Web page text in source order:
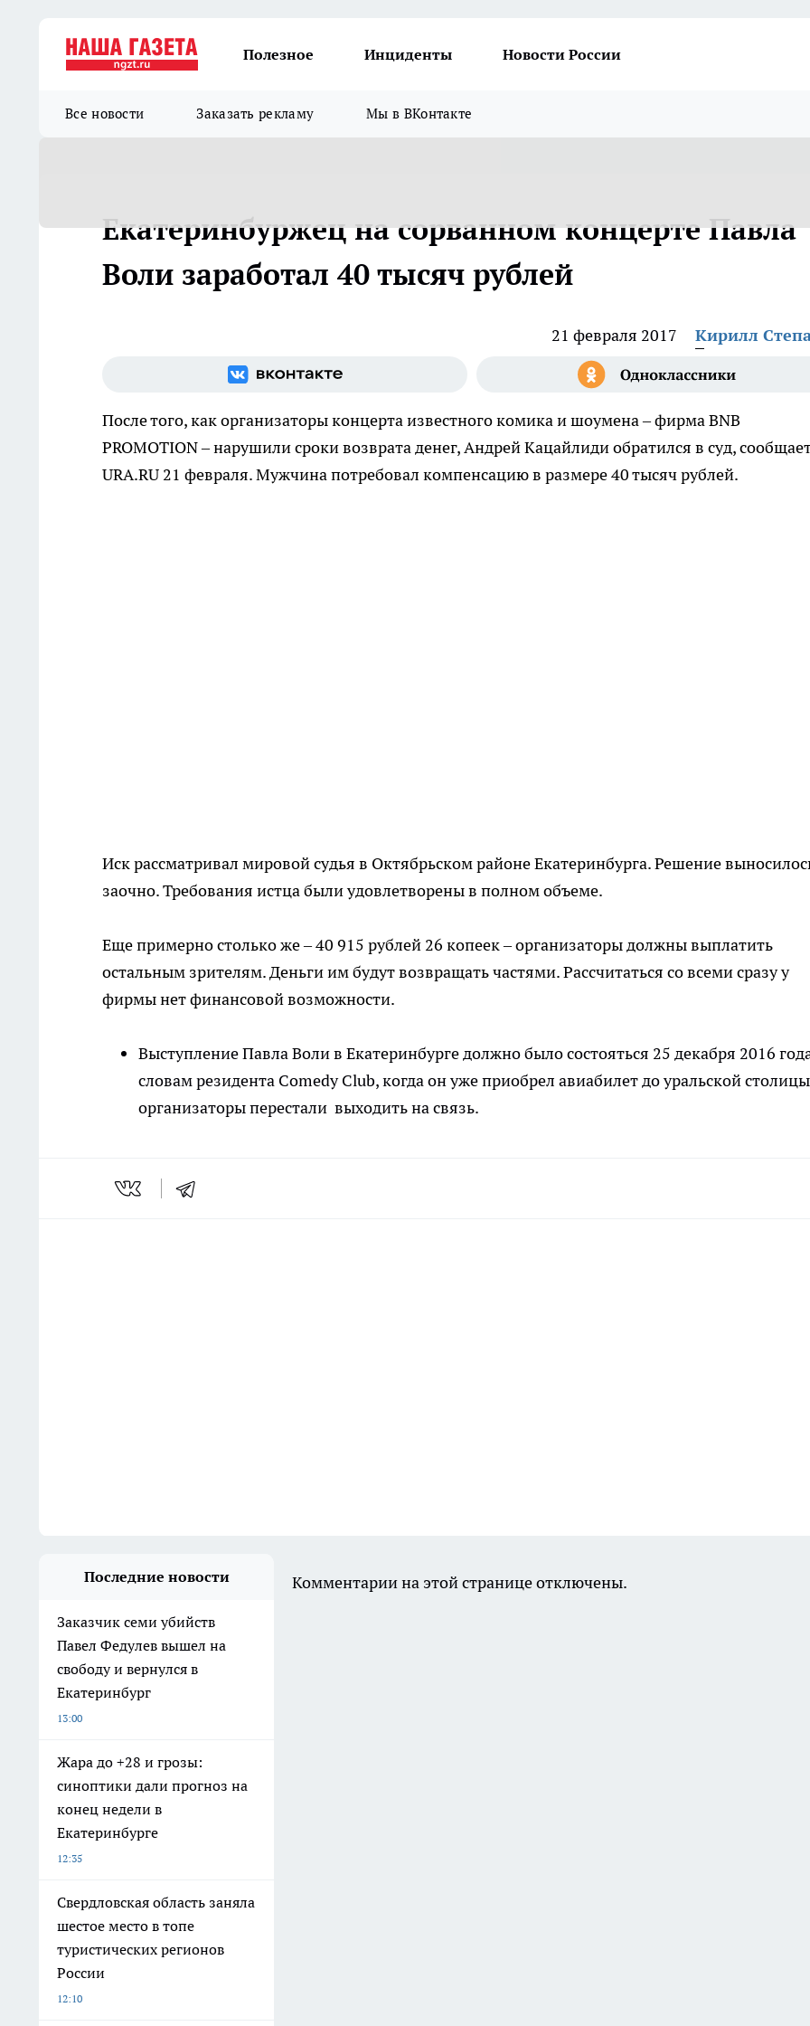
Полезное Инциденты Новости России
Все новости Заказать рекламу Мы в ВКонтакте
Екатеринбуржец на сорванном концерте Павла
Воли заработал 40 тысяч рублей
21 февраля 2017 Кирилл
После того, как организаторы концерта известного комика и шоумена – фирма BNB
PROMOTION – нарушили сроки возврата денег, Андрей Кацайлиди обратился в суд,
URA.RU 21 февраля. Мужчина потребовал компенсацию в размере 40 тысяч рублей.
Иск рассматривал мировой судья в Октябрьском районе Екатеринбурга. Решение
заочно. Требования истца были удовлетворены в полном объеме.
Еще примерно столько же – 40 915 рублей 26 копеек – организаторы должны выплатить
остальным зрителям. Деньги им будут возвращать частями. Рассчитаться со всеми сразу у
фирмы нет финансовой возможности.
Выступление Павла Воли в Екатеринбурге должно было состояться 25 декабря 2016
словам резидента Comedy Club, когда он уже приобрел авиабилет до уральской
организаторы перестали выходить на связь.
Последние новости
Заказчик семи убийств
Павел Федулев вышел на
свободу и вернулся в
Екатеринбург
13:00
Жара до +28 и грозы:
синоптики дали прогноз на
конец недели в
Екатеринбурге
12:35
Свердловская область заняла
шестое место в топе
туристических регионов
России
12:10
Комментарии на этой странице отключены.